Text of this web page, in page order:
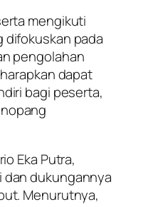
mengikuti
difokuskan pada
pengolahan
dapat
bagi peserta,
Eka Putra,
dan dukungannya
Menurutnya,